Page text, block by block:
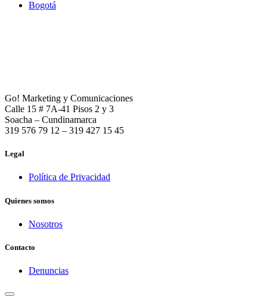
Bogotá
Go! Marketing y Comunicaciones
Calle 15 # 7A-41 Pisos 2 y 3
Soacha – Cundinamarca
319 576 79 12 – 319 427 15 45
Legal
Política de Privacidad
Quienes somos
Nosotros
Contacto
Denuncias